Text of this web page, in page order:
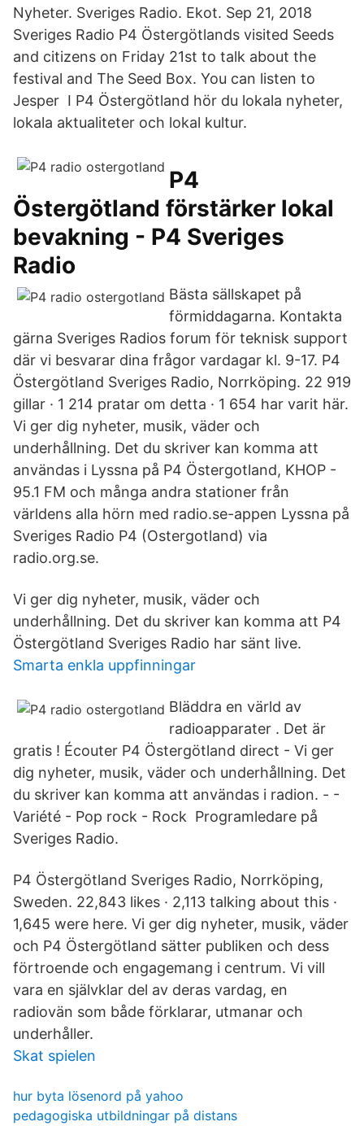
Nyheter. Sveriges Radio. Ekot. Sep 21, 2018
Sveriges Radio P4 Östergötlands visited Seeds
and citizens on Friday 21st to talk about the
festival and The Seed Box. You can listen to
Jesper I P4 Östergötland hör du lokala nyheter,
lokala aktualiteter och lokal kultur.
P4
Östergötland förstärker lokal
bevakning - P4 Sveriges
Radio
Bästa sällskapet på
förmiddagarna. Kontakta
gärna Sveriges Radios forum för teknisk support
där vi besvarar dina frågor vardagar kl. 9-17. P4
Östergötland Sveriges Radio, Norrköping. 22 919
gillar · 1 214 pratar om detta · 1 654 har varit här.
Vi ger dig nyheter, musik, väder och
underhållning. Det du skriver kan komma att
användas i Lyssna på P4 Östergotland, KHOP -
95.1 FM och många andra stationer från
världens alla hörn med radio.se-appen Lyssna på
Sveriges Radio P4 (Ostergotland) via
radio.org.se.
Vi ger dig nyheter, musik, väder och
underhållning. Det du skriver kan komma att P4
Östergötland Sveriges Radio har sänt live.
Smarta enkla uppfinningar
Bläddra en värld av
radioapparater . Det är
gratis ! Écouter P4 Östergötland direct - Vi ger
dig nyheter, musik, väder och underhållning. Det
du skriver kan komma att användas i radion. - -
Variété - Pop rock - Rock Programledare på
Sveriges Radio.
P4 Östergötland Sveriges Radio, Norrköping,
Sweden. 22,843 likes · 2,113 talking about this ·
1,645 were here. Vi ger dig nyheter, musik, väder
och P4 Östergötland sätter publiken och dess
förtroende och engagemang i centrum. Vi vill
vara en självklar del av deras vardag, en
radiovän som både förklarar, utmanar och
underhåller.
Skat spielen
hur byta lösenord på yahoo
pedagogiska utbildningar på distans